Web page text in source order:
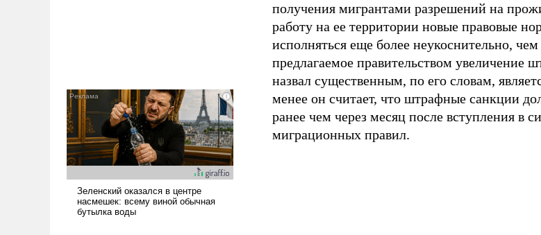
получения мигрантами разрешений на
работу на ее территории новые правовые
исполняться еще более неукоснительно,
предлагаемое правительством увеличение
назвал существенным, по его словам,
менее он считает, что штрафные санкции
ранее чем через месяц после вступления в
миграционных правил.